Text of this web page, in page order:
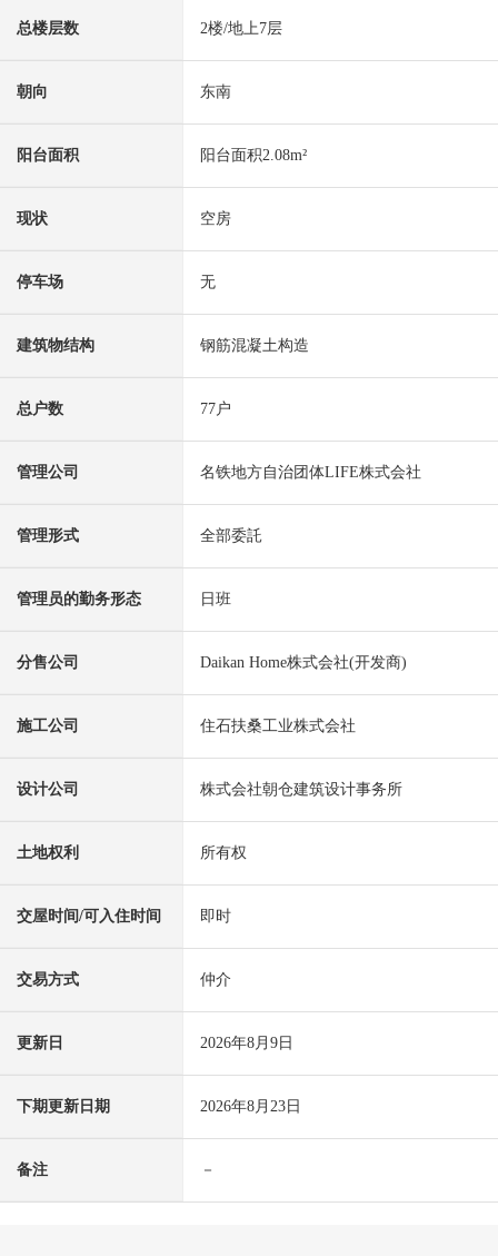
总楼层数 2楼/地上7层
朝向 东南
阳台面积 阳台面积2.08m²
现状 空房
停车场 无
建筑物结构 钢筋混凝土构造
总户数 77户
管理公司 名铁地方自治团体LIFE株式会社
管理形式 全部委託
管理员的勤务形态 日班
分售公司 Daikan Home株式会社(开发商)
施工公司 住石扶桑工业株式会社
设计公司 株式会社朝仓建筑设计事务所
土地权利 所有权
交屋时间/可入住时间 即时
交易方式 仲介
更新日 2026年8月9日
下期更新日期 2026年8月23日
备注 －